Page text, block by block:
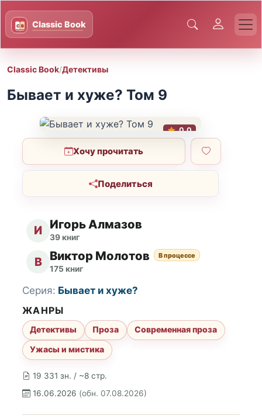
Classic Book/Детективы
Бывает и хуже? Том 9
0.0
Хочу прочитать
Поделиться
И Игорь Алмазов
39 книг
В Виктор Молотов
175 книг
В процессе
19 331 зн. / ~8 стр.
16.06.2026 (обн. 07.08.2026)
Серия: Бывает и хуже?
ЖАНРЫ
Детективы Проза
Современная проза
Ужасы и мистика